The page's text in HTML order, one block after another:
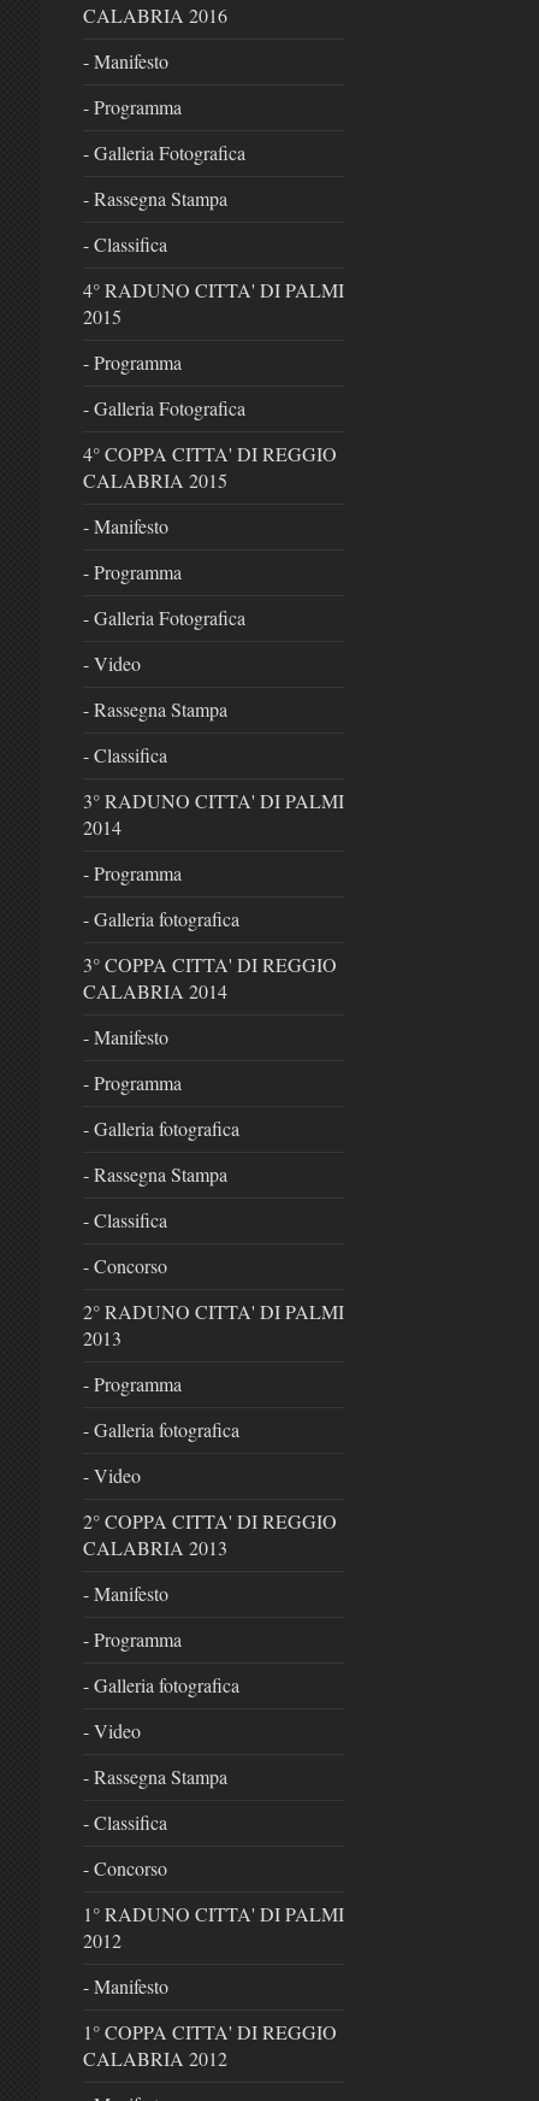
CALABRIA 2016
- Manifesto
- Programma
- Galleria Fotografica
- Rassegna Stampa
- Classifica
4° RADUNO CITTA' DI PALMI
2015
- Programma
- Galleria Fotografica
4° COPPA CITTA' DI REGGIO
CALABRIA 2015
- Manifesto
- Programma
- Galleria Fotografica
- Video
- Rassegna Stampa
- Classifica
3° RADUNO CITTA' DI PALMI
2014
- Programma
- Galleria fotografica
3° COPPA CITTA' DI REGGIO
CALABRIA 2014
- Manifesto
- Programma
- Galleria fotografica
- Rassegna Stampa
- Classifica
- Concorso
2° RADUNO CITTA' DI PALMI
2013
- Programma
- Galleria fotografica
- Video
2° COPPA CITTA' DI REGGIO
CALABRIA 2013
- Manifesto
- Programma
- Galleria fotografica
- Video
- Rassegna Stampa
- Classifica
- Concorso
1° RADUNO CITTA' DI PALMI
2012
- Manifesto
1° COPPA CITTA' DI REGGIO
CALABRIA 2012